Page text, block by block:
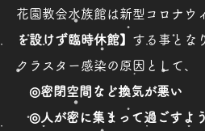
花園教会水族館は新型コロナウ
を設けず臨時休館】 する事とな
クラスター感染の原因として、
◎密閉空間など換気が悪い
◎人が密に集まって過ごすよ